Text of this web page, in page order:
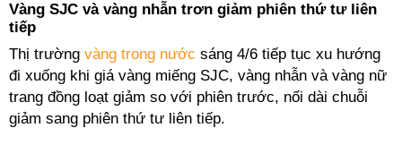
Vàng SJC và vàng nhẫn trơn giảm phiên thứ tư liên
tiếp
Thị trường vàng trong nước sáng 4/6 tiếp tục xu hướng
đi xuống khi giá vàng miếng SJC, vàng nhẫn và vàng nữ
trang đồng loạt giảm so với phiên trước, nối dài chuỗi
giảm sang phiên thứ tư liên tiếp.